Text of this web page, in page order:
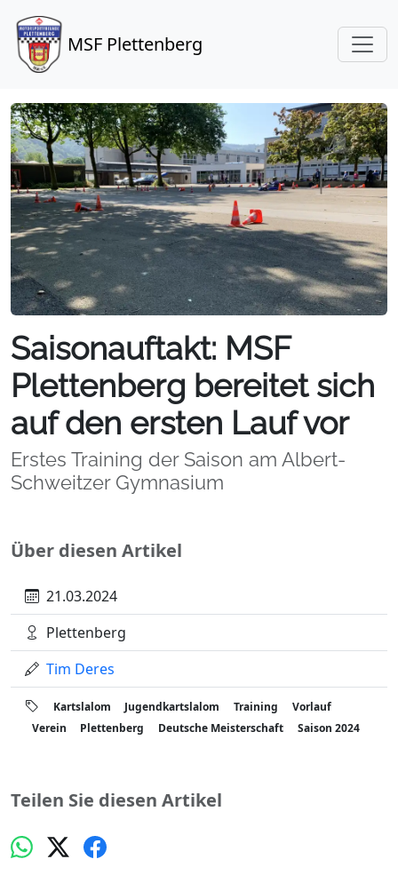
MSF Plettenberg
Saisonauftakt: MSF
Plettenberg bereitet sich
auf den ersten Lauf vor
Erstes Training der Saison am Albert-
Schweitzer Gymnasium
Über diesen Artikel
21.03.2024
Plettenberg
Tim Deres
Kartslalom Jugendkartslalom Training
Vorlauf
Verein
Plettenberg Deutsche Meisterschaft Saison 2024
Teilen Sie diesen Artikel